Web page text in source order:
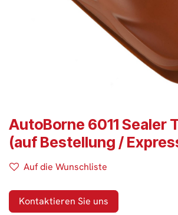
AutoBorne 6011 Sealer
(auf Bestellung /
Auf die Wunschliste
Kontaktieren Sie uns